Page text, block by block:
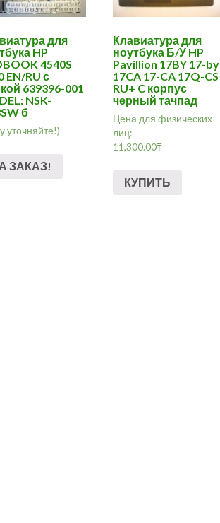
для
HP
4540S
EN/RU с
639396-001
NSK-
б
уточняйте!)
ЗАКАЗ!
Клавиатура для
ноутбука Б/У HP
Pavillion 17BY 17-by
17CA 17-CA 17Q-CS
RU+ C корпус
черный тачпад
Цена для физических
лиц:
11,300.00₸
КУПИТЬ